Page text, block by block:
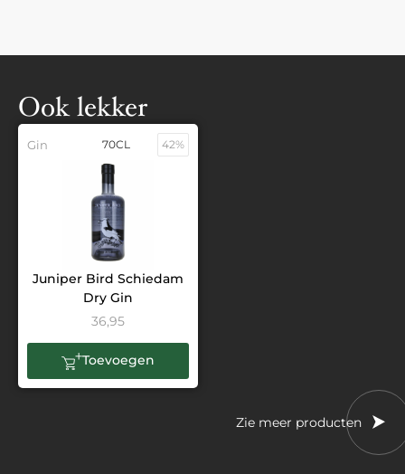
Ook lekker
Gin 70CL 42%
Juniper Bird Schiedam
Dry Gin
36,95
Toevoegen
Zie meer producten